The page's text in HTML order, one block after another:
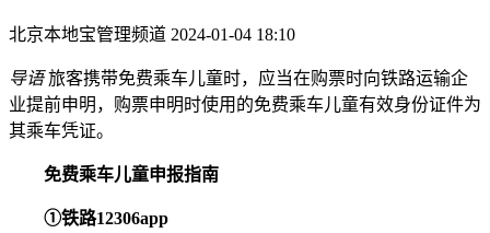
北京本地宝管理频道 2024-01-04 18:10
导语旅客携带免费乘车儿童时，应当在购票时向铁路运输企
业提前申明，购票申明时使用的免费乘车儿童有效身份证件为
其乘车凭证。
免费乘车儿童申报指南
①铁路12306app